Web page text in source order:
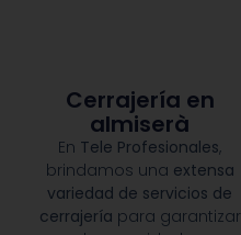
Cerrajería en
almiserà
En Tele Profesionales,
brindamos una extensa
variedad de servicios de
cerrajería para garantizar